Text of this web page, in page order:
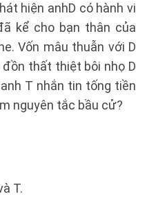
hiện anhD có hành vi
kể cho bạn thân của
Vốn mâu thuẫn với D
thất thiệt bôi nhọ D
T nhắn tin tống tiền
nguyên tắc bầu cử?
T.